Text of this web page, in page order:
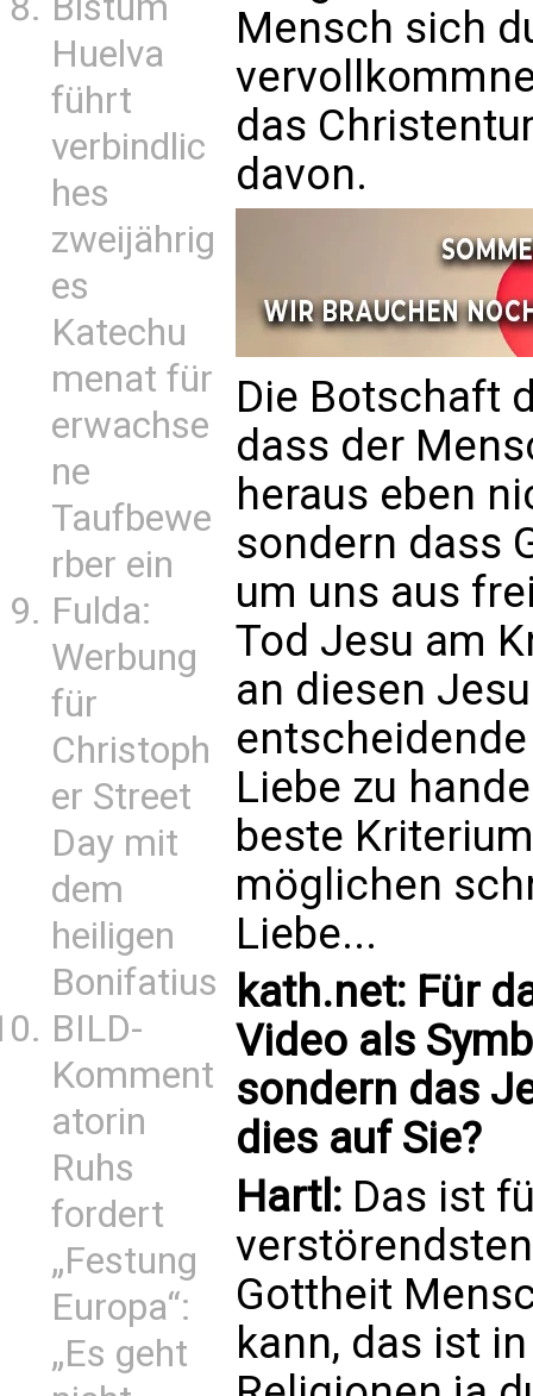
Huelva
führt
verbindlic
hes
zweijährig
es
Katechu
menat für
erwachse
ne
Taufbewe
rber ein
Fulda:
Werbung
für
Christoph
er Street
Day mit
dem
heiligen
Bonifatius
BILD-
Komment
atorin
Ruhs
fordert
„Festung
Europa“:
„Es geht
Mensch sich
das
davon.
Die Botschaft
dass der
heraus eben
sondern dass
um uns aus
Tod Jesu am
an diesen
Liebe zu
beste
möglichen
Liebe...
kath.net: Für
Video als
sondern das
dies auf Sie?
Hartl: Das ist
Gottheit
kann, das ist